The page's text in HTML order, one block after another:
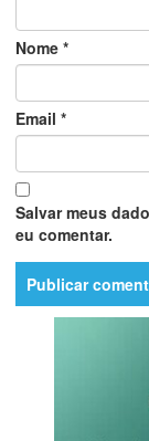
Nome *
Email *
Salvar meus
eu comentar.